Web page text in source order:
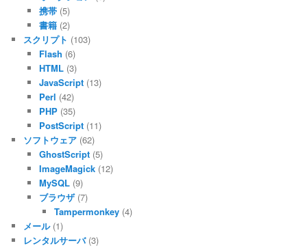
携帯(5)
書籍(2)
スクリプト (103)
Flash (6)
HTML(3)
JavaScript(13)
Perl (42)
PHP(35)
PostScript(11)
ソフトウェア (62)
GhostScript(5)
ImageMagick(12)
MySQL(9)
ブラウザ(7)
Tampermonkey (4)
メール(1)
レンタルサーバ(3)